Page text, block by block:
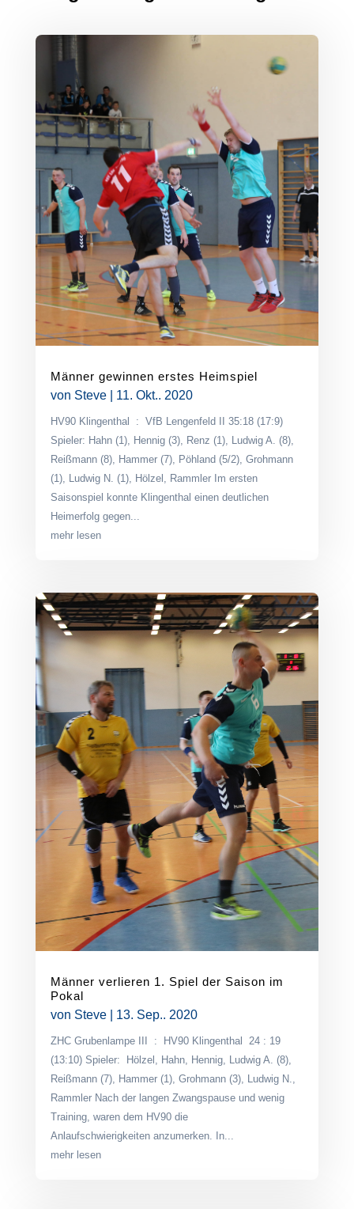
Männer gewinnen erstes Heimspiel
von Steve| 11. Okt.. 2020
HV90 Klingenthal : VfB Lengenfeld II 35:18 (17:9)
Spieler: Hahn (1), Hennig (3), Renz (1), Ludwig A. (8),
Reißmann (8), Hammer (7), Pöhland (5/2), Grohmann
(1), Ludwig N. (1), Hölzel, Rammler Im ersten
Saisonspiel konnte Klingenthal einen deutlichen
Heimerfolg gegen...
mehr lesen
Männer verlieren 1. Spiel der Saison im
Pokal
von Steve| 13. Sep.. 2020
ZHC Grubenlampe III : HV90 Klingenthal 24 : 19
(13:10) Spieler: Hölzel, Hahn, Hennig, Ludwig A. (8),
Reißmann (7), Hammer (1), Grohmann (3), Ludwig N.,
Rammler Nach der langen Zwangspause und wenig
Training, waren dem HV90 die
Anlaufschwierigkeiten anzumerken. In...
mehr lesen